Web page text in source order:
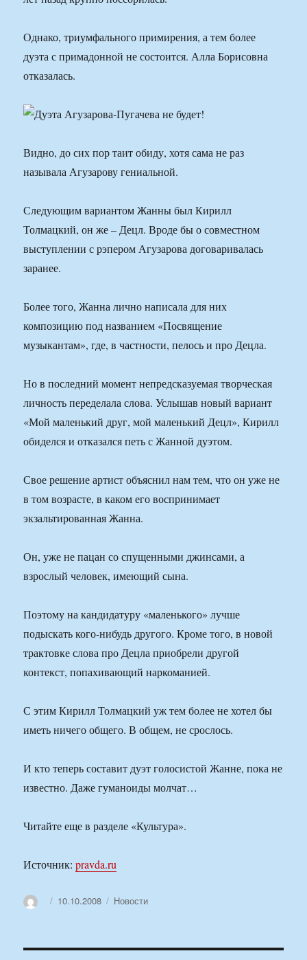
Однако, триумфального примирения, а тем более
дуэта с примадонной не состоится. Алла Борисовна
отказалась.
Видно, до сих пор таит обиду, хотя сама не раз
называла Агузарову гениальной.
Следующим вариантом Жанны был Кирилл
Толмацкий, он же – Децл. Вроде бы о совместном
выступлении с рэпером Агузарова договаривалась
заранее.
Более того, Жанна лично написала для них
композицию под названием «Посвящение
музыкантам», где, в частности, пелось и про Децла.
Но в последний момент непредсказуемая творческая
личность переделала слова. Услышав новый вариант
«Мой маленький друг, мой маленький Децл», Кирилл
обиделся и отказался петь с Жанной дуэтом.
Свое решение артист объяснил нам тем, что он уже не
в том возрасте, в каком его воспринимает
экзальтированная Жанна.
Он, уже не пацан со спущенными джинсами, а
взрослый человек, имеющий сына.
Поэтому на кандидатуру «маленького» лучше
подыскать кого-нибудь другого. Кроме того, в новой
трактовке слова про Децла приобрели другой
контекст, попахивающий наркоманией.
С этим Кирилл Толмацкий уж тем более не хотел бы
иметь ничего общего. В общем, не срослось.
И кто теперь составит дуэт голосистой Жанне, пока не
известно. Даже гуманоиды молчат…
Читайте еще в разделе «Культура».
Источник:pravda.ru
АвторОпубликовано
10.10.2008 Рубрики
Новости